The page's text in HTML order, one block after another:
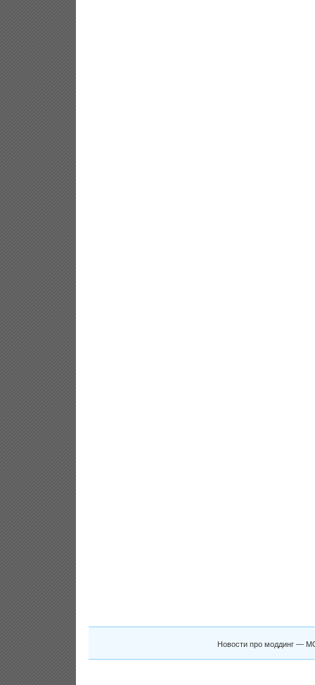
Новости про моддинг —